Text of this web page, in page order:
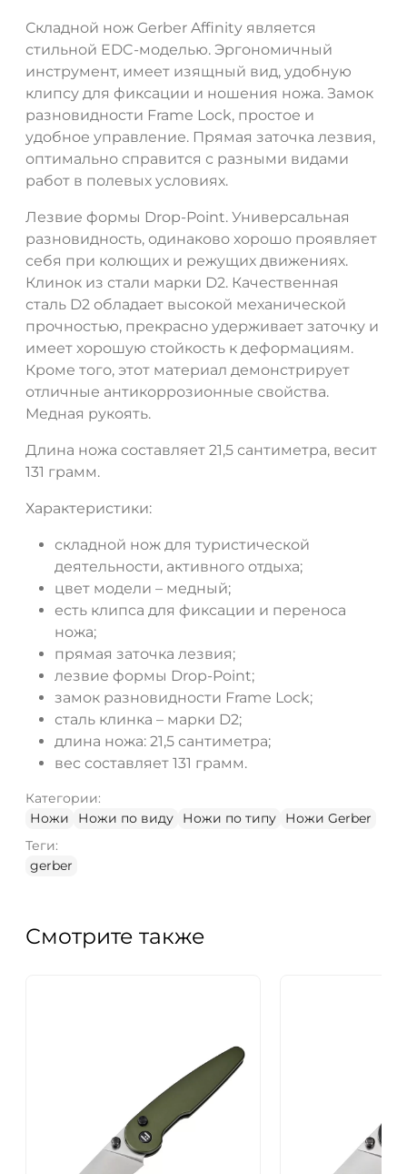
Складной нож Gerber Affinity является
стильной EDC-моделью. Эргономичный
инструмент, имеет изящный вид, удобную
клипсу для фиксации и ношения ножа. Замок
разновидности Frame Lock, простое и
удобное управление. Прямая заточка лезвия,
оптимально справится с разными видами
работ в полевых условиях.
Лезвие формы Drop-Point. Универсальная
разновидность, одинаково хорошо проявляет
себя при колющих и режущих движениях.
Клинок из стали марки D2. Качественная
сталь D2 обладает высокой механической
прочностью, прекрасно удерживает заточку и
имеет хорошую стойкость к деформациям.
Кроме того, этот материал демонстрирует
отличные антикоррозионные свойства.
Медная рукоять.
Длина ножа составляет 21,5 сантиметра, весит
131 грамм.
Характеристики:
складной нож для туристической
деятельности, активного отдыха;
цвет модели – медный;
есть клипса для фиксации и переноса
ножа;
прямая заточка лезвия;
лезвие формы Drop-Point;
замок разновидности Frame Lock;
сталь клинка – марки D2;
длина ножа: 21,5 сантиметра;
вес составляет 131 грамм.
Категории:
Ножи
Ножи по виду Ножи по типу
Ножи Gerber
Теги:
gerber
Смотрите также
ДА НЕТ